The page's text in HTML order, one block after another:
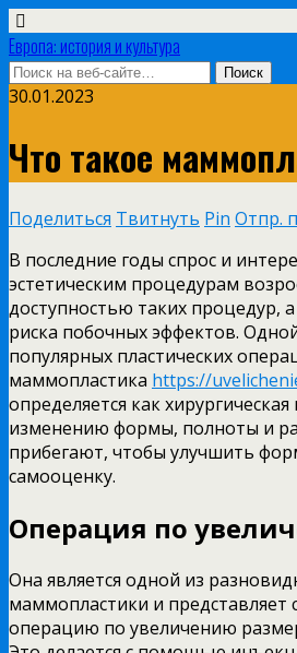
Европа: история и культура
30.01.2023
Что такое
Поделиться Твитнуть Pin Отпр.
В последние годы спрос и
эстетическим процедурам
доступностью таких процедур,
риска побочных эффектов.
популярных пластических
маммопластика https://
определяется как
изменению формы, полноты и
прибегают, чтобы улучшить
самооценку.
Операция по
Она является одной из
маммопластики и представляет
операцию по увеличению